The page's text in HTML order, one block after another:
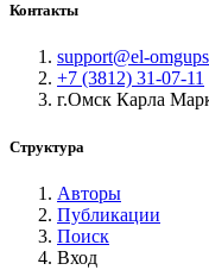
Контакты
support@el-
+7 (3812) 31-07-11
г.Омск Карла
Структура
Авторы
Публикации
Поиск
Вход